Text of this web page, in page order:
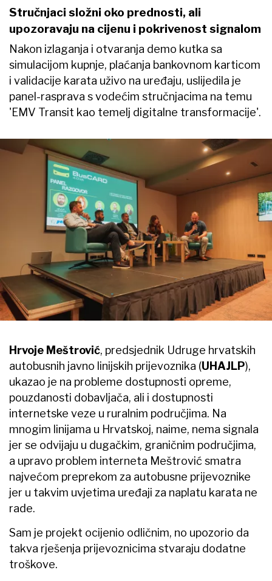
Stručnjaci složni oko prednosti, ali
upozoravaju na cijenu i pokrivenost signalom
Nakon izlaganja i otvaranja demo kutka sa
simulacijom kupnje, plaćanja bankovnom karticom
i validacije karata uživo na uređaju, uslijedila je
panel-rasprava s vodećim stručnjacima na temu
'EMV Transit kao temelj digitalne transformacije'.
Hrvoje Meštrović, predsjednik Udruge hrvatskih
autobusnih javno linijskih prijevoznika (UHAJLP),
ukazao je na probleme dostupnosti opreme,
pouzdanosti dobavljača, ali i dostupnosti
internetske veze u ruralnim područjima. Na
mnogim linijama u Hrvatskoj, naime, nema signala
jer se odvijaju u dugačkim, graničnim područjima,
a upravo problem interneta Meštrović smatra
najvećom preprekom za autobusne prijevoznike
jer u takvim uvjetima uređaji za naplatu karata ne
rade.
Sam je projekt ocijenio odličnim, no upozorio da
takva rješenja prijevoznicima stvaraju dodatne
troškove.